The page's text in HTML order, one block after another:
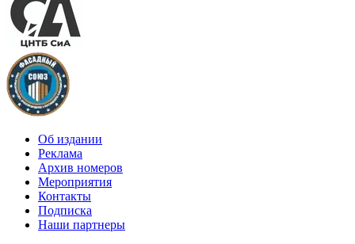
Об издании
Реклама
Архив номеров
Мероприятия
Контакты
Подписка
Наши партнеры